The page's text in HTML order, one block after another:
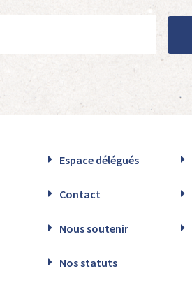
Espace délégués
Contact
Nous soutenir
Nos statuts